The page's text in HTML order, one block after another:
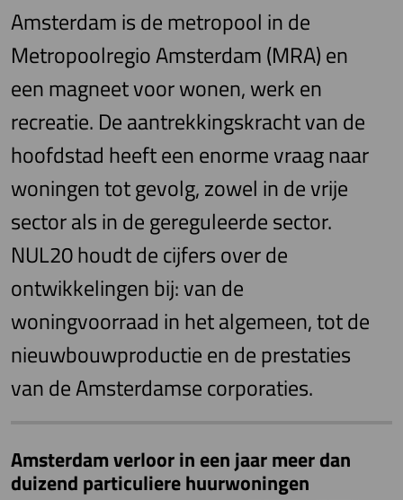
Amsterdam is de metropool in de
Metropoolregio Amsterdam (MRA) en
een magneet voor wonen, werk en
recreatie. De aantrekkingskracht van de
hoofdstad heeft een enorme vraag naar
woningen tot gevolg, zowel in de vrije
sector als in de gereguleerde sector.
NUL20 houdt de cijfers over de
ontwikkelingen bij: van de
woningvoorraad in het algemeen, tot de
nieuwbouwproductie en de prestaties
van de Amsterdamse corporaties.
Amsterdam verloor in een jaar meer dan
duizend particuliere huurwoningen